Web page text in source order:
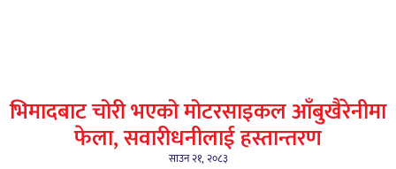
भिमादबाट चोरी भएको मोटरसाइकल आँबुखैरेनीमा
फेला, सवारीधनीलाई हस्तान्तरण
साउन २१, २०८३